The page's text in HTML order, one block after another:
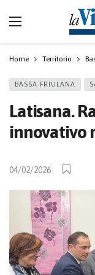
Home Territorio
BASSA FRIULANA
Latisana.
innovativo
04/02/2026